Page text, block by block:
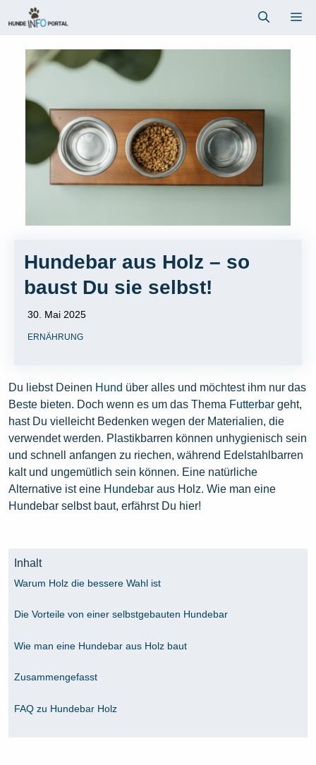
Inhalt
Hundebar aus Holz – so
baust Du sie selbst!
30. Mai 2025
ERNÄHRUNG
Du liebst Deinen Hund über alles und möchtest ihm nur das
Beste bieten. Doch wenn es um das Thema Futterbar geht,
hast Du vielleicht Bedenken wegen der Materialien, die
verwendet werden. Plastikbarren können unhygienisch sein
und schnell anfangen zu riechen, während Edelstahlbarren
kalt und ungemütlich sein können. Eine natürliche
Alternative ist eine Hundebar aus Holz. Wie man eine
Hundebar selbst baut, erfährst Du hier!
Inhalt
Warum Holz die bessere Wahl ist
Die Vorteile von einer selbstgebauten Hundebar
Wie man eine Hundebar aus Holz baut
Zusammengefasst
FAQ zu Hundebar Holz